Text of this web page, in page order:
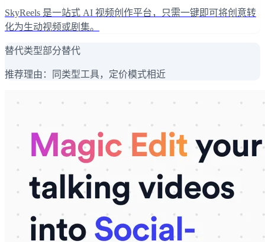
SkyReels 是一站式 AI 视频创作平台，只需一键即可将创意转
化为生动视频或剧集。
替代类型部分替代
推荐理由： 同类型工具，定价模式相近